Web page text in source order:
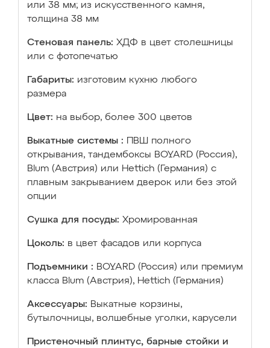
или 38 мм; из искусственного камня,
толщина 38 мм
Стеновая панель: ХДФ в цвет столешницы
или с фотопечатью
Габариты: изготовим кухню любого
размера
Цвет: на выбор, более 300 цветов
Выкатные системы :
ПВШ полного
открывания, тандембоксы BOYARD (Россия),
Blum (Австрия) или Hettich (Германия) с
плавным закрыванием дверок или без этой
опции
Сушка для посуды: Хромированная
Цоколь: в цвет фасадов или корпуса
Подъемники : BOYARD (Россия) или премиум
класса Blum (Австрия), Hettich (Германия)
Аксессуары: Выкатные корзины,
бутылочницы, волшебные уголки, карусели
Пристеночный плинтус, барные стойки и